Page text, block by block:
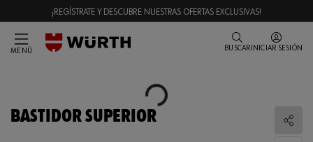
¡REGÍSTRATE Y DESCUBRE NUESTRAS OFERTAS EXCLUSIVAS!
MENÚ BUSCAR INICIAR SESIÓN
Loading...
BASTIDOR SUPERIOR